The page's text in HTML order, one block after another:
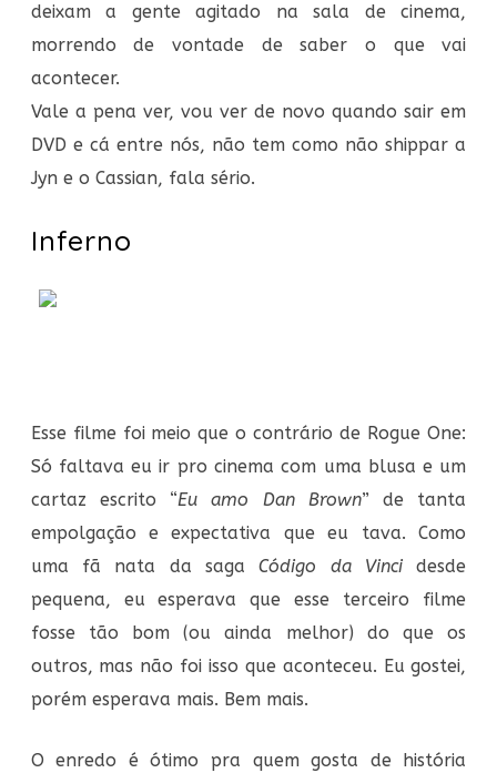
deixam a gente agitado na sala de cinema,
morrendo de vontade de saber o que vai
acontecer.
Vale a pena ver, vou ver de novo quando sair em
DVD e cá entre nós, não tem como não shippar a
Jyn e o Cassian, fala sério.
Inferno
Esse filme foi meio que o contrário de Rogue One:
Só faltava eu ir pro cinema com uma blusa e um
cartaz escrito “Eu amo Dan Brown” de tanta
empolgação e expectativa que eu tava. Como
uma fã nata da sagaCódigo da Vincidesde
pequena, eu esperava que esse terceiro filme
fosse tão bom (ou ainda melhor) do que os
outros, mas não foi isso que aconteceu. Eu gostei,
porém esperava mais. Bem mais.
O enredo é ótimo pra quem gosta de história